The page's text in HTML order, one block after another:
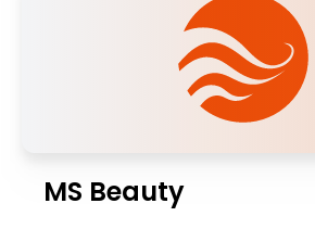
MS Beauty